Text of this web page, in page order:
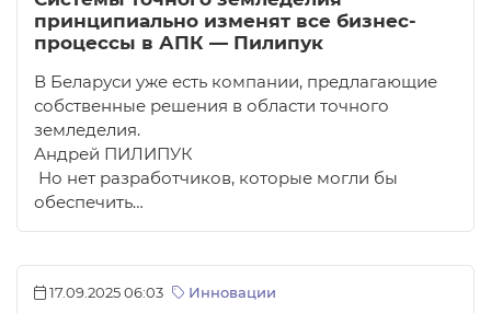
принципиально изменят все бизнес-
процессы в АПК — Пилипук
В Беларуси уже есть компании, предлагающие
собственные решения в области точного
земледелия.
Андрей ПИЛИПУК
Но нет разработчиков, которые могли бы
обеспечить…
17.09.2025 06:03 Инновации